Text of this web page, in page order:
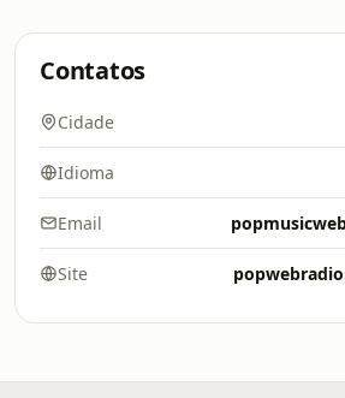
Contatos
Cidade
Idioma
Email
Site